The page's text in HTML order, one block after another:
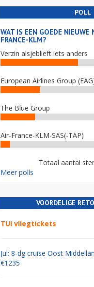
POLL
WAT IS EEN GOEDE NIEUWE
FRANCE-KLM?
Verzin alsjeblieft iets anders
European Airlines Group
The Blue Group
Air-France-KLM-SAS(-TAP)
Totaal aantal
Meer polls
VOORDELIGE
TUI vliegtickets
Jul: 8-dg cruise Oost
€1235